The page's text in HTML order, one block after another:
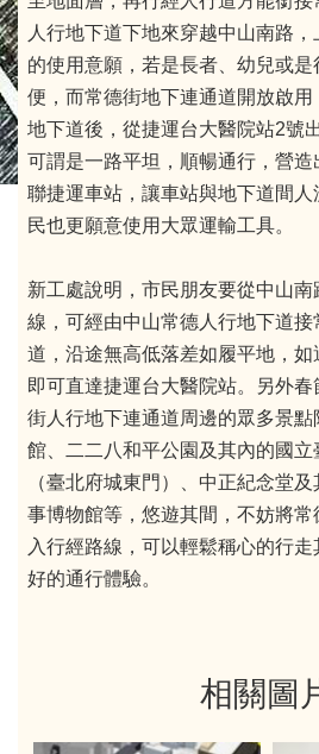
人行地下道下地來穿越中山南路
的使用意願，若是長者、幼兒或
便，而常德街地下連通道開放啟
地下道後，從捷運台大醫院站2號
可謂是一路平坦，順暢通行，營
聯捷運車站，讓車站與地下道間
民也更願意使用大眾運輸工具。
新工處說明，市民朋友要從中山
線，可經由中山常德人行地下道接
道，沿途無高低落差如履平地，如
即可直達捷運台大醫院站。另外
街人行地下連通道周邊的眾多景
館、二二八和平公園及其內的國立
（臺北府城東門）、中正紀念堂
事博物館等，悠遊其間，不妨將
入行經路線，可以輕鬆稱心的行
好的通行體驗。
相關圖